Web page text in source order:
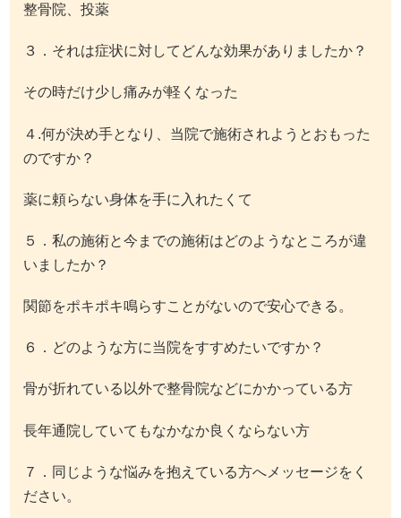
整骨院、投薬
３．それは症状に対してどんな効果がありましたか？
その時だけ少し痛みが軽くなった
４.何が決め手となり、当院で施術されようとおもった
のですか？
薬に頼らない身体を手に入れたくて
５．私の施術と今までの施術はどのようなところが違
いましたか？
関節をポキポキ鳴らすことがないので安心できる。
６．どのような方に当院をすすめたいですか？
骨が折れている以外で整骨院などにかかっている方
長年通院していてもなかなか良くならない方
７．同じような悩みを抱えている方へメッセージをく
ださい。